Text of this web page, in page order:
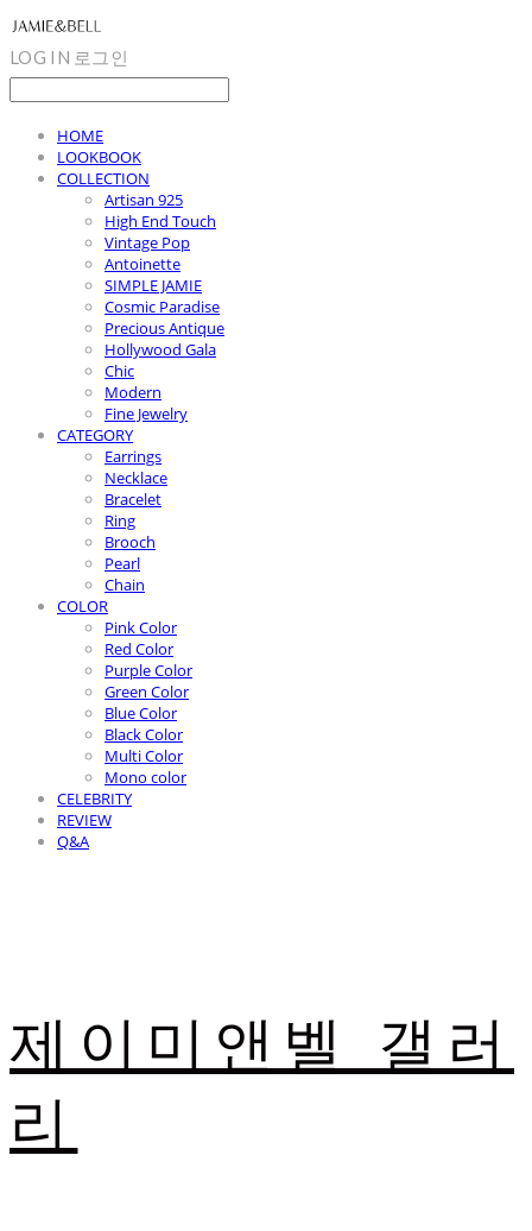
LOG IN 로그인
HOME
LOOKBOOK
COLLECTION
Artisan 925
High End Touch
Vintage Pop
Antoinette
SIMPLE JAMIE
Cosmic Paradise
Precious Antique
Hollywood Gala
Chic
Modern
Fine Jewelry
CATEGORY
Earrings
Necklace
Bracelet
Ring
Brooch
Pearl
Chain
COLOR
Pink Color
Red Color
Purple Color
Green Color
Blue Color
Black Color
Multi Color
Mono color
CELEBRITY
REVIEW
Q&A
제이미앤벨 갤러
리